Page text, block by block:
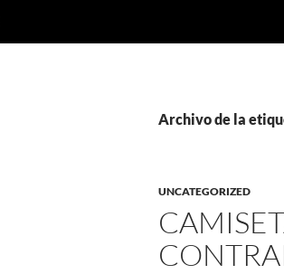
Archivo de la
UNCATEGORIZED